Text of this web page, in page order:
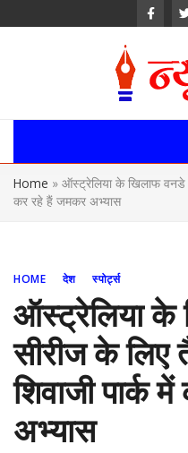
Uttar
Home » ऑस्ट्रेलिया के खिलाफ वनडे
कर रहे हैं जमकर अभ्यास
HOME देश स्पोर्ट्स
ऑस्ट्रेलिया के
सीरीज के लिए
शिवाजी पार्क
अभ्यास